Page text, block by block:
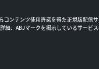
ンテンツ使用許諾を得た正規版配信
細、ABJマークを掲示しているサービ